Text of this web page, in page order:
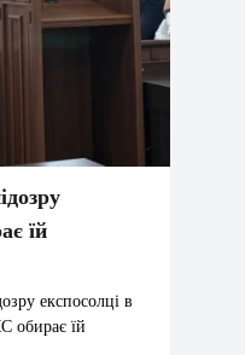
їй
експосолці в
обирає їй